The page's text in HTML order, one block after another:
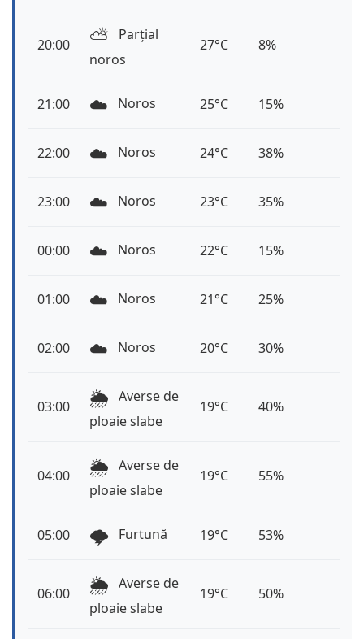
20:00 ⛅️
Parțial
noros
27°C 8%
21:00 ☁️ Noros 25°C 15%
22:00 ☁️ Noros 24°C 38%
23:00 ☁️ Noros 23°C 35%
00:00 ☁️ Noros 22°C 15%
01:00 ☁️ Noros 21°C 25%
02:00 ☁️ Noros 20°C 30%
03:00 🌦️ Averse de
ploaie slabe
19°C 40%
04:00 🌦️ Averse de
ploaie slabe
19°C 55%
05:00 🌩️ Furtună 19°C 53%
06:00 🌦️ Averse de
ploaie slabe
19°C 50%